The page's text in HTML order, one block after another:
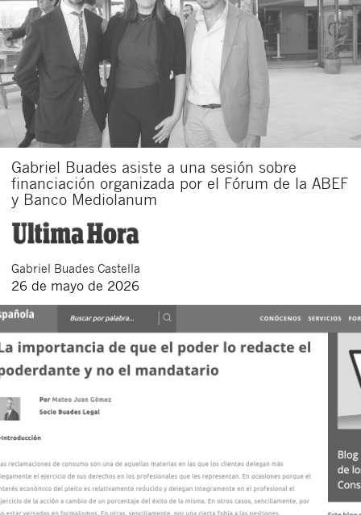
Gabriel Buades asiste a una sesión sobre
financiación organizada por el Fórum de la ABEF
y Banco Mediolanum
Gabriel Buades Castella
26 de mayo de 2026